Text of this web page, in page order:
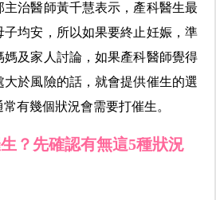
主治醫師黃千慧表示，產科醫生最
子均安，所以如果要終止妊娠，準
媽及家人討論，如果產科醫師覺得
於風險的話，就會提供催生的選
有幾個狀況會需要打催生。
？先確認有無這5種狀況